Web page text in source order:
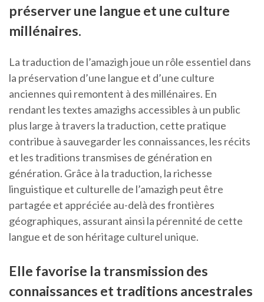
préserver une langue et une culture
millénaires.
La traduction de l’amazigh joue un rôle essentiel dans
la préservation d’une langue et d’une culture
anciennes qui remontent à des millénaires. En
rendant les textes amazighs accessibles à un public
plus large à travers la traduction, cette pratique
contribue à sauvegarder les connaissances, les récits
et les traditions transmises de génération en
génération. Grâce à la traduction, la richesse
linguistique et culturelle de l’amazigh peut être
partagée et appréciée au-delà des frontières
géographiques, assurant ainsi la pérennité de cette
langue et de son héritage culturel unique.
Elle favorise la transmission des
connaissances et traditions ancestrales